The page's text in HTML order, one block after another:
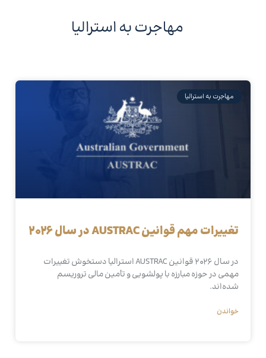
مهاجرت به استرالیا
مهاجرت به استرالیا
تغییرات مهم قوانین AUSTRAC در سال ۲۰۲۶
در سال ۲۰۲۶ قوانین AUSTRAC استرالیا دستخوش تغییرات
مهمی در حوزه مبارزه با پولشویی و تأمین مالی تروریسم
شده‌اند.
خواندن